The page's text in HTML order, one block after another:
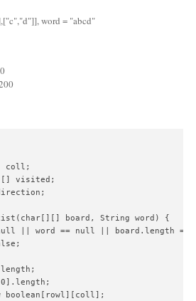
word = "abcd"
coll;
visited;
board, String word) {
|| word == null || board.length ==
boolean[rowl][coll];